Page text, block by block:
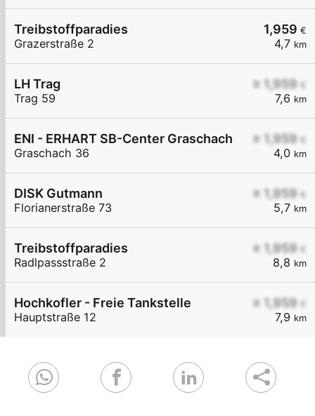
1,959 €
4,7 km
Treibstoffparadies
Grazerstraße 2
≥ 1,959 €
7,6 km
LH Trag
Trag 59
≥ 1,959 €
4,0 km
ENI - ERHART SB-Center Graschach
Graschach 36
≥ 1,959 €
5,7 km
DISK Gutmann
Florianerstraße 73
≥ 1,959 €
8,8 km
Treibstoffparadies
Radlpassstraße 2
≥ 1,959 €
7,9 km
Hochkofler - Freie Tankstelle
Hauptstraße 12